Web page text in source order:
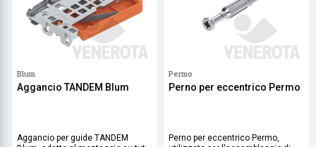
Blum
Aggancio TANDEM Blum
Aggancio per guide TANDEM
Permo
Perno per eccentrico Permo
Perno per eccentrico Permo,